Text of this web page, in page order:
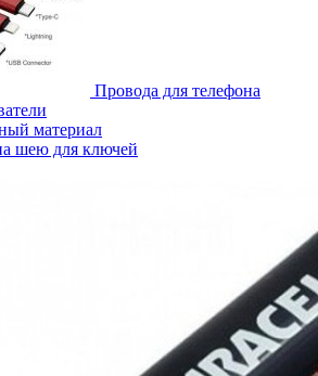
Провода для телефона
материал
шею для ключей